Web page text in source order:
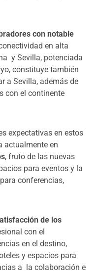
con notable
en alta
y Sevilla, potenciada
constituye también
a Sevilla, además de
con el continente
expectativas en estos
actualmente en
, fruto de las nuevas
para eventos y la
conferencias,
de los
con el
en el destino,
y espacios para
a la colaboración e